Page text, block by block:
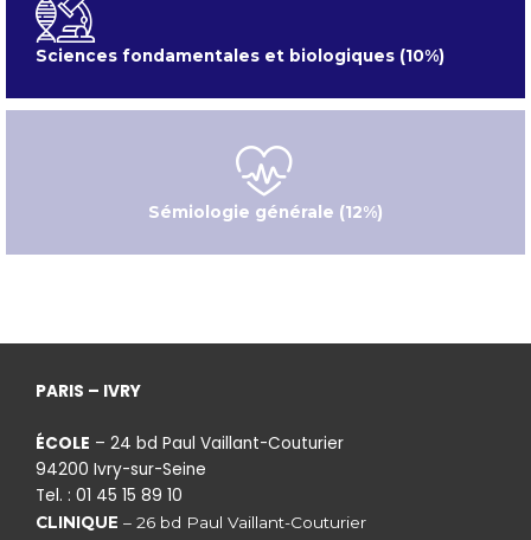
Sciences fondamentales et biologiques (10%)
Sémiologie générale (12%)
PARIS – IVRY
ÉCOLE – 24 bd Paul Vaillant-Couturier
94200 Ivry-sur-Seine
Tel. : 01 45 15 89 10
CLINIQUE – 26 bd Paul Vaillant-Couturier